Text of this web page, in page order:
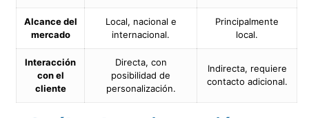
Alcance del
mercado
Local, nacional e
internacional.
Principalmente
local.
Interacción
con el
cliente
Directa, con
posibilidad de
personalización.
Indirecta, requiere
contacto adicional.